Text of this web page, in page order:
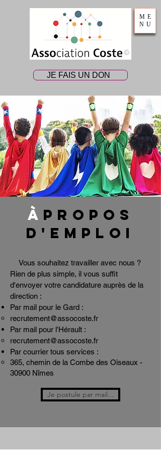
ME
NU
JE FAIS UN DON
À PROPOS
D'EMPLOI
Vous souhaitez travailler avec nous ?
Rien de plus simple, il vous suffit
d'envoyer votre candidature auprès de la
direction :
Par mail pour le Gard :
recrutement@assocoste.fr
Par mail pour l'Hérault :
recrutement@assocoste.fr
Par courrier tous services :
365, chemin de la Combe des Oiseaux -
30900 Nîmes​
Je postule par mail...